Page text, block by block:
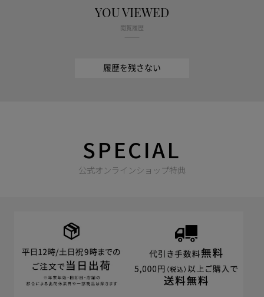
YOU VIEWED
閲覧履歴
履歴を残さない
SPECIAL
公式オンラインショップ特典